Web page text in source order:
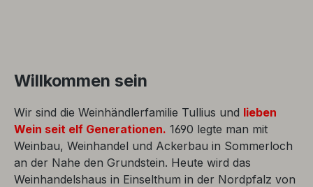
Willkommen sein
Wir sind die Weinhändlerfamilie Tullius und lieben
Wein seit elf Generationen. 1690 legte man mit
Weinbau, Weinhandel und Ackerbau in Sommerloch
an der Nahe den Grundstein. Heute wird das
Weinhandelshaus in Einselthum in der Nordpfalz von